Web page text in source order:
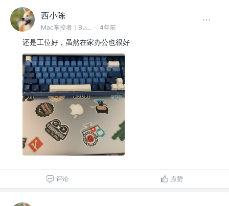
西小陈
Mac掌控者｜Bug缔造和毁灭者 @中通科技 · 4年前
还是工位好，虽然在家办公也很好
评论 点赞